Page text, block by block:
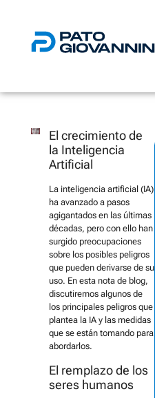
El crecimiento de
la Inteligencia
Artificial
La inteligencia artificial (IA)
ha avanzado a pasos
agigantados en las últimas
décadas, pero con ello han
surgido preocupaciones
sobre los posibles peligros
que pueden derivarse de su
uso. En esta nota de blog,
discutiremos algunos de
los principales peligros que
plantea la IA y las medidas
que se están tomando para
abordarlos.
El remplazo de los
seres humanos